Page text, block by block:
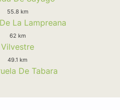
55.8 km
La Lampreana
62 km
Vilvestre
49.1 km
De Tabara